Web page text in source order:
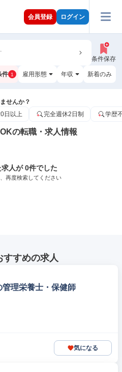
会員登録 ログイン
条件保存
件 1 雇用形態 年収 新着のみ
せんか？
日以上 完全週休2日制 学歴
の転職・求人情報
人が 0件でした
再度検索してください
すすめの求人
管理栄養士・保健師
気になる